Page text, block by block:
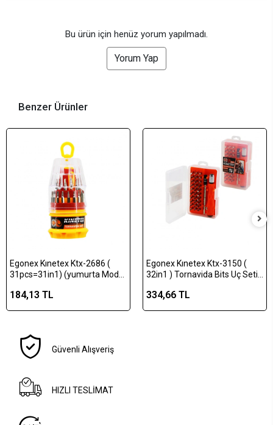
Bu ürün için henüz yorum yapılmadı.
Yorum Yap
Benzer Ürünler
Egonex Kınetex Ktx-2686 (
31pcs=31in1) (yumurta Model
Bits Uç Seti ( 30pcs Uç + 1-
184,13 TL
Egonex Kınetex Ktx-3150 (
32in1 ) Tornavida Bits Uç Seti (
T.vida Sapı + 1-uzatma
334,66 TL
Güvenli Alışveriş
HIZLI TESLİMAT